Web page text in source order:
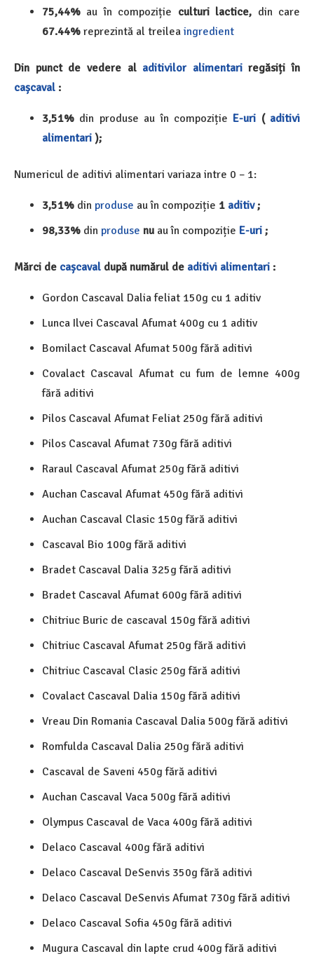
75,44% au în compoziție culturi lactice, din care
67.44% reprezintă al treilea ingredient
Din punct de vedere al aditivilor alimentariregăsiți în
cașcaval :
3,51% din produse au în compoziție E-uri (aditivi
alimentari );
Numericul de aditivi alimentari variaza intre 0 – 1:
3,51% din produse au în compoziție 1 aditiv;
98,33% din produse nu au în compoziție E-uri ;
Mărci de cașcaval după numărul de aditivi alimentari :
Gordon Cascaval Dalia feliat 150g cu 1 aditiv
Lunca Ilvei Cascaval Afumat 400g cu 1 aditiv
Bomilact Cascaval Afumat 500g fără aditivi
Covalact Cascaval Afumat cu fum de lemne 400g
fără aditivi
Pilos Cascaval Afumat Feliat 250g fără aditivi
Pilos Cascaval Afumat 730g fără aditivi
Raraul Cascaval Afumat 250g fără aditivi
Auchan Cascaval Afumat 450g fără aditivi
Auchan Cascaval Clasic 150g fără aditivi
Cascaval Bio 100g fără aditivi
Bradet Cascaval Dalia 325g fără aditivi
Bradet Cascaval Afumat 600g fără aditivi
Chitriuc Buric de cascaval 150g fără aditivi
Chitriuc Cascaval Afumat 250g fără aditivi
Chitriuc Cascaval Clasic 250g fără aditivi
Covalact Cascaval Dalia 150g fără aditivi
Vreau Din Romania Cascaval Dalia 500g fără aditivi
Romfulda Cascaval Dalia 250g fără aditivi
Cascaval de Saveni 450g fără aditivi
Auchan Cascaval Vaca 500g fără aditivi
Olympus Cascaval de Vaca 400g fără aditivi
Delaco Cascaval 400g fără aditivi
Delaco Cascaval DeSenvis 350g fără aditivi
Delaco Cascaval DeSenvis Afumat 730g fără aditivi
Delaco Cascaval Sofia 450g fără aditivi
Mugura Cascaval din lapte crud 400g fără aditivi